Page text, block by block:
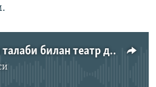
Қўқон расмийлари талаби билан театр деворидаги асар “исломга зид” дея бузилди
манба мавжуд эмас